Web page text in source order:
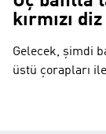
kırmızı
Gelecek, şimdi
üstü çorapları